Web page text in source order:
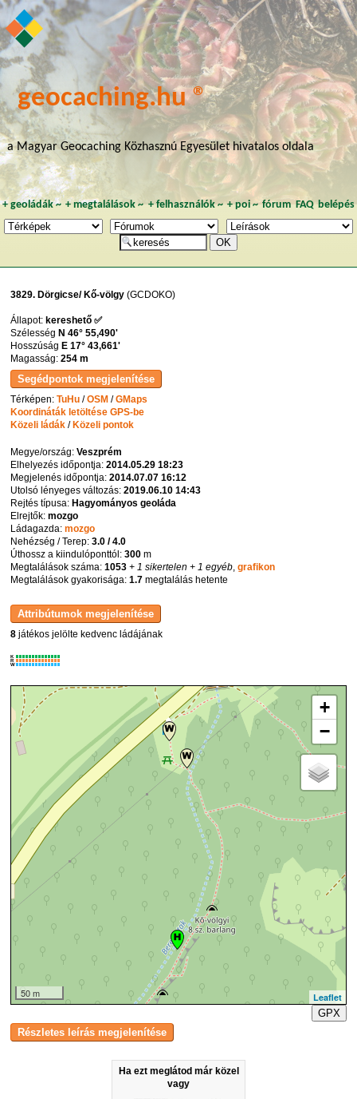
geocaching.hu ®
a Magyar Geocaching Közhasznú Egyesület hivatalos oldala
+geoládák~ +megtalálások ~ + felhasználók~ + poi~ fórum FAQ belépés
3829. Dörgicse/ Kő-völgy (GCDOKO)
Ha ezt meglátod már közel
vagy
Állapot:kereshető ✅
SzélességN 46° 55,490'
HosszúságE 17° 43,661'
Magasság:254 m
Térképen:TuHu /OSM /GMaps
Koordináták letöltése GPS-be
Közeli ládák /Közeli pontok
Megye/ország:Veszprém
Elhelyezés időpontja:2014.05.29 18:23
Megjelenés időpontja:2014.07.07 16:12
Utolsó lényeges változás:2019.06.10 14:43
Rejtés típusa:Hagyományos geoláda
Elrejtők:mozgo
Ládagazda:mozgo
Nehézség / Terep:3.0 / 4.0
Úthossz a kiindulóponttól:300 m
Megtalálások száma:1053 + 1 sikertelen + 1 egyéb ,grafikon
Megtalálások gyakorisága:1.7 megtalálás hetente
8 játékos jelölte kedvenc ládájának
K
R
W
+
−
50 m
Leaflet
GPX